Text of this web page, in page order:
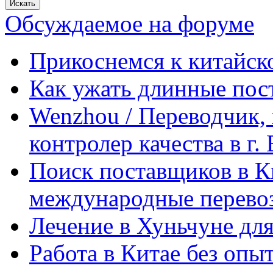
Обсуждаемое на форуме
Прикоснемся к
Как ужать длинные
Wenzhou / Переводчик,
контролер качества в
Поиск поставщиков в
международные
Лечение в Хуньчуне
Работа в Китае без